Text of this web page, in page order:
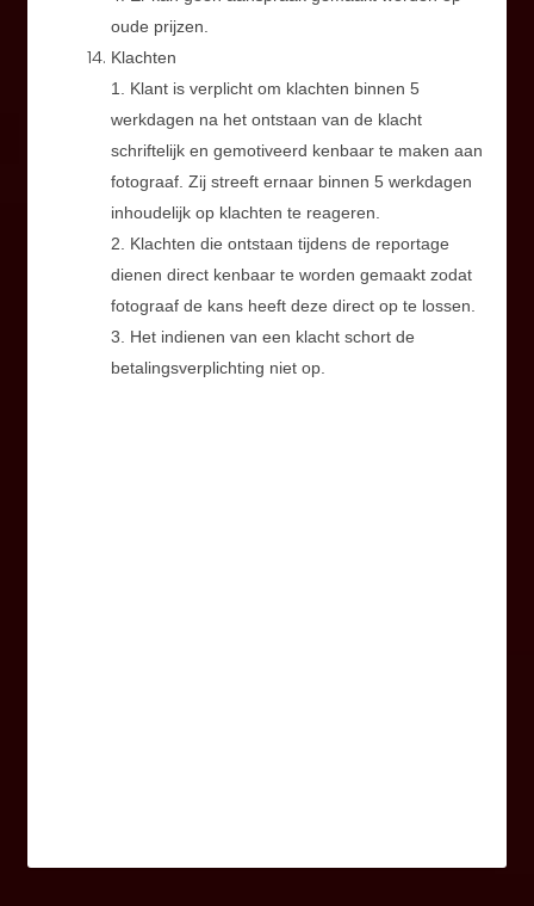
oude prijzen.
Klachten
1. Klant is verplicht om klachten binnen 5
werkdagen na het ontstaan van de klacht
schriftelijk en gemotiveerd kenbaar te maken aan
fotograaf. Zij streeft ernaar binnen 5 werkdagen
inhoudelijk op klachten te reageren.
2. Klachten die ontstaan tijdens de reportage
dienen direct kenbaar te worden gemaakt zodat
fotograaf de kans heeft deze direct op te lossen.
3. Het indienen van een klacht schort de
betalingsverplichting niet op.